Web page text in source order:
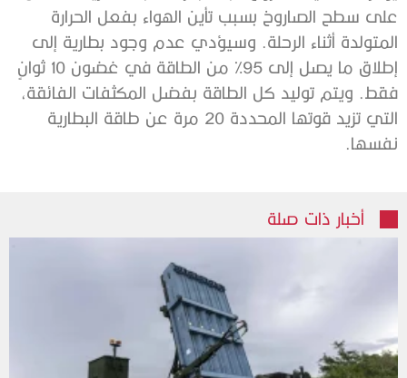
على سطح الصاروخ بسبب تأين الهواء بفعل الحرارة
المتولدة أثناء الرحلة. وسيؤدي عدم وجود بطارية إلى
إطلاق ما يصل إلى 95% من الطاقة في غضون 10 ثوانٍ
فقط. ويتم توليد كل الطاقة بفضل المكثفات الفائقة،
التي تزيد قوتها المحددة 20 مرة عن طاقة البطارية
نفسها.
أخبار ذات صلة